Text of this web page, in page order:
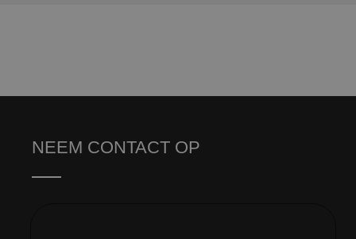
NEEM CONTACT OP